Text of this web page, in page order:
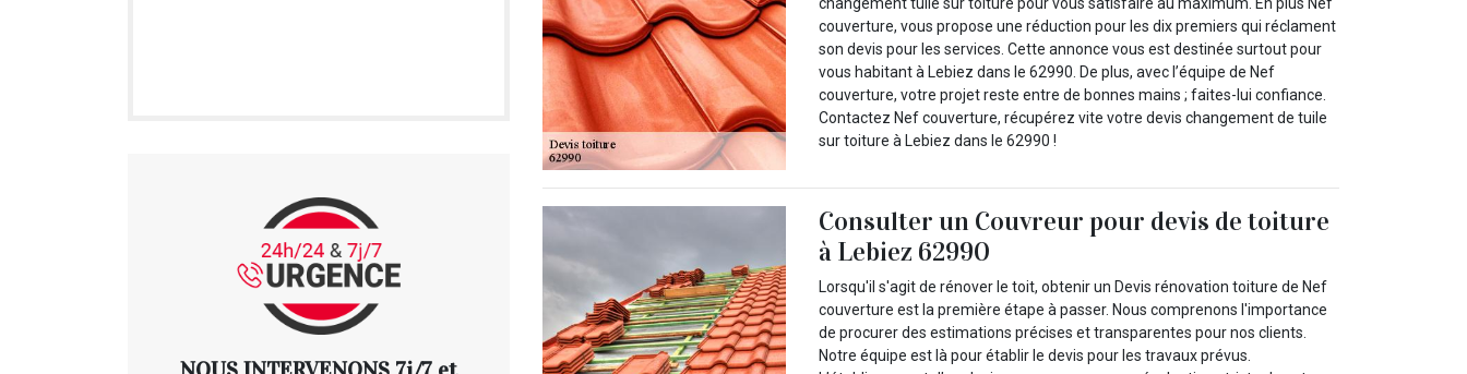
couverture, vous propose une réduction pour les dix premiers qui réclament
son devis pour les services. Cette annonce vous est destinée surtout pour
vous habitant à Lebiez dans le 62990. De plus, avec l’équipe de Nef
couverture, votre projet reste entre de bonnes mains ; faites-lui confiance.
Contactez Nef couverture, récupérez vite votre devis changement de tuile
sur toiture à Lebiez dans le 62990 !
Consulter un Couvreur pour devis de toiture
à Lebiez 62990
Lorsqu'il s'agit de rénover le toit, obtenir un Devis rénovation toiture de Nef
couverture est la première étape à passer. Nous comprenons l'importance
de procurer des estimations précises et transparentes pour nos clients.
Notre équipe est là pour établir le devis pour les travaux prévus.